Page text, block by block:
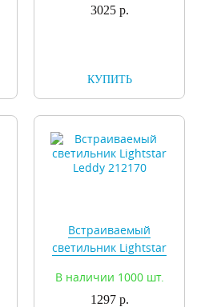
3025 р.
КУПИТЬ
Встраиваемый
светильник Lightstar
В наличии 1000 шт.
1297 р.